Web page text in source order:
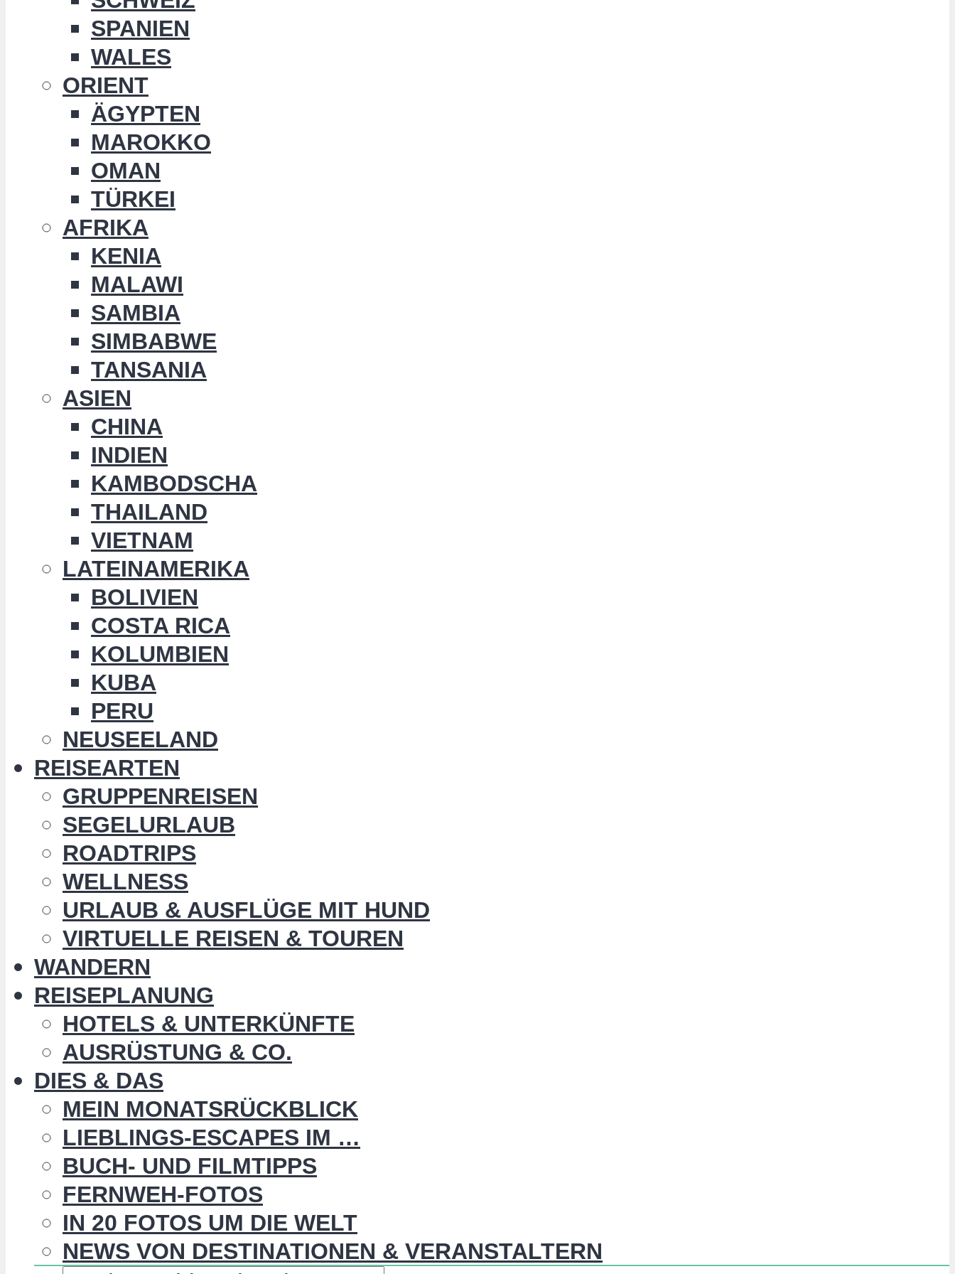
SPANIEN
WALES
ORIENT
ÄGYPTEN
MAROKKO
OMAN
TÜRKEI
AFRIKA
KENIA
MALAWI
SAMBIA
SIMBABWE
TANSANIA
ASIEN
CHINA
INDIEN
KAMBODSCHA
THAILAND
VIETNAM
LATEINAMERIKA
BOLIVIEN
COSTA RICA
KOLUMBIEN
KUBA
PERU
NEUSEELAND
REISEARTEN
GRUPPENREISEN
SEGELURLAUB
ROADTRIPS
WELLNESS
URLAUB & AUSFLÜGE MIT HUND
VIRTUELLE REISEN & TOUREN
WANDERN
REISEPLANUNG
HOTELS & UNTERKÜNFTE
AUSRÜSTUNG & CO.
DIES & DAS
MEIN MONATSRÜCKBLICK
LIEBLINGS-ESCAPES IM …
BUCH- UND FILMTIPPS
FERNWEH-FOTOS
IN 20 FOTOS UM DIE WELT
NEWS VON DESTINATIONEN & VERANSTALTERN